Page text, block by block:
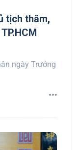
tịch thăm,
ngày Trưởng